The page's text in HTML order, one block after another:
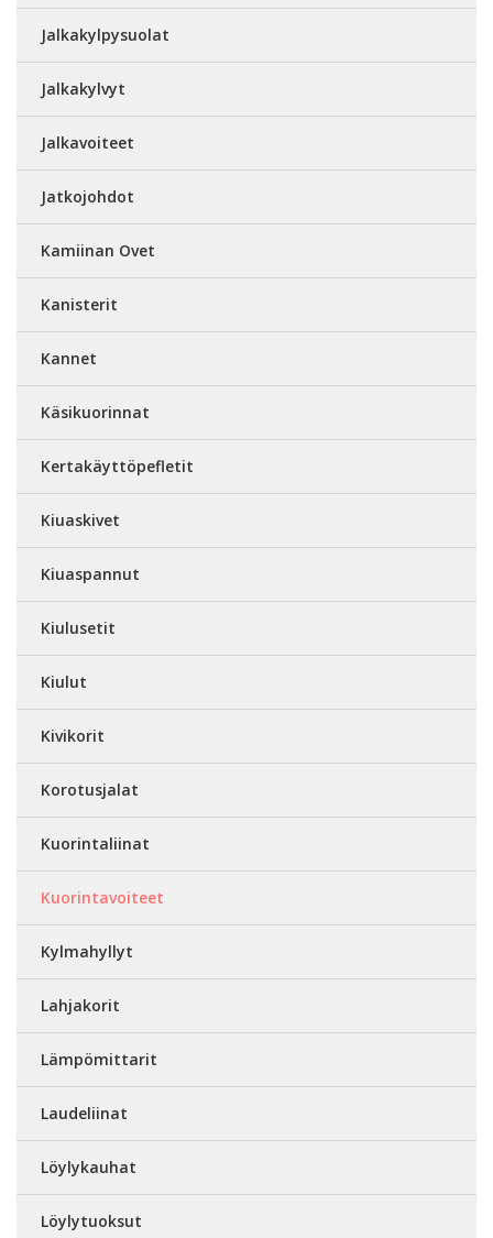
Jalkakylpysuolat
Jalkakylvyt
Jalkavoiteet
Jatkojohdot
Kamiinan Ovet
Kanisterit
Kannet
Käsikuorinnat
Kertakäyttöpefletit
Kiuaskivet
Kiuaspannut
Kiulusetit
Kiulut
Kivikorit
Korotusjalat
Kuorintaliinat
Kuorintavoiteet
Kylmahyllyt
Lahjakorit
Lämpömittarit
Laudeliinat
Löylykauhat
Löylytuoksut